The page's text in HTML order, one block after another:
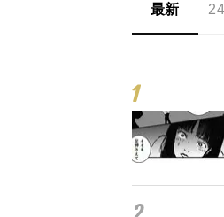
最新